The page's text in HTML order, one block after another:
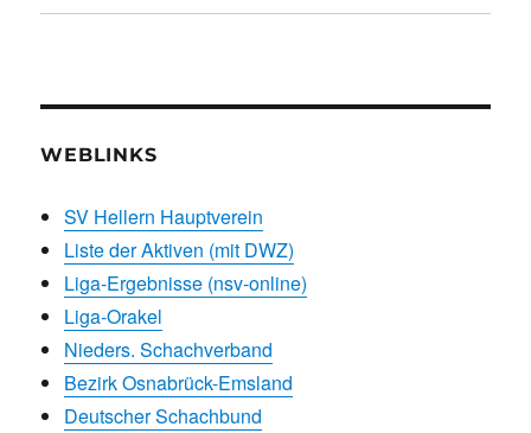
WEBLINKS
SV Hellern Hauptverein
Liste der Aktiven (mit DWZ)
Liga-Ergebnisse (nsv-online)
Liga-Orakel
Nieders. Schachverband
Bezirk Osnabrück-Emsland
Deutscher Schachbund